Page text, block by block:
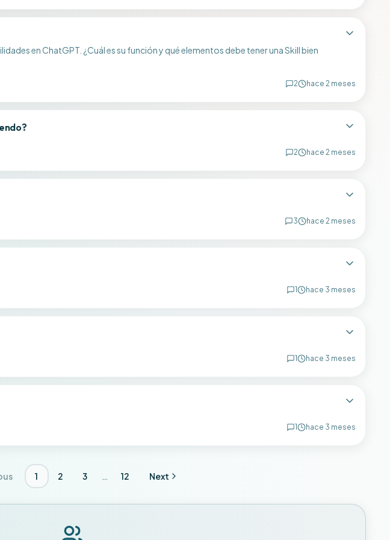
en ChatGPT. ¿Cuál es su función y qué elementos debe tener una Skill bien
2 hace 2 meses
2 hace 2 meses
3 hace 2 meses
1 hace 3 meses
1 hace 3 meses
1 hace 3 meses
1 2 3 … 12 Next